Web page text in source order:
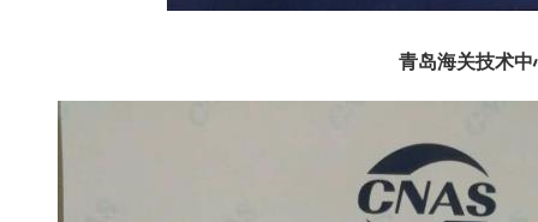
青岛海关技术中